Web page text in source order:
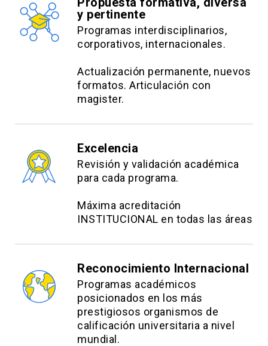
y pertinente
Programas interdisciplinarios,
corporativos, internacionales.
Actualización permanente, nuevos
formatos. Articulación con
magister.
Excelencia
Revisión y validación académica
para cada programa.
Máxima acreditación
INSTITUCIONAL en todas las áreas
Reconocimiento Internacional
Programas académicos
posicionados en los más
prestigiosos organismos de
calificación universitaria a nivel
mundial.